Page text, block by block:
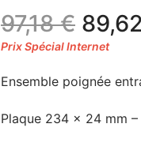
97,18€ Le
prix
était
89,62
Ensemble poignée
Plaque 234 x 24 mm